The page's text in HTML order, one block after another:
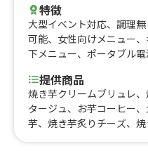
特徴
大型イベント対応、 調理
可能、 女性向けメニュー、
下メニュー、 ポータブル
提供商品
焼き芋クリームブリュレ
タージュ、お芋コーヒー
芋、焼き芋炙りチーズ、